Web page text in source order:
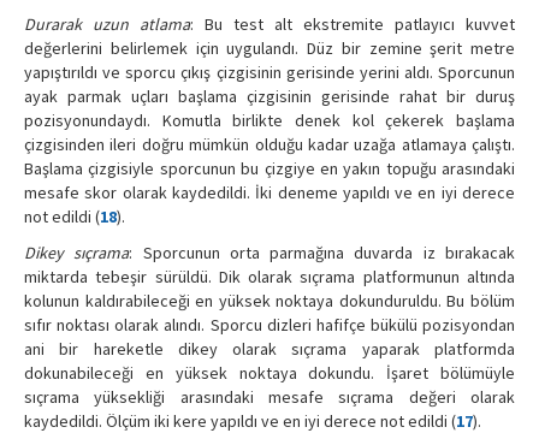
Durarak uzun atlama: Bu test alt ekstremite patlayıcı kuvvet
değerlerini belirlemek için uygulandı. Düz bir zemine şerit metre
yapıştırıldı ve sporcu çıkış çizgisinin gerisinde yerini aldı. Sporcunun
ayak parmak uçları başlama çizgisinin gerisinde rahat bir duruş
pozisyonundaydı. Komutla birlikte denek kol çekerek başlama
çizgisinden ileri doğru mümkün olduğu kadar uzağa atlamaya çalıştı.
Başlama çizgisiyle sporcunun bu çizgiye en yakın topuğu arasındaki
mesafe skor olarak kaydedildi. İki deneme yapıldı ve en iyi derece
not edildi (18).
Dikey sıçrama: Sporcunun orta parmağına duvarda iz bırakacak
miktarda tebeşir sürüldü. Dik olarak sıçrama platformunun altında
kolunun kaldırabileceği en yüksek noktaya dokunduruldu. Bu bölüm
sıfır noktası olarak alındı. Sporcu dizleri hafifçe bükülü pozisyondan
ani bir hareketle dikey olarak sıçrama yaparak platformda
dokunabileceği en yüksek noktaya dokundu. İşaret bölümüyle
sıçrama yüksekliği arasındaki mesafe sıçrama değeri olarak
kaydedildi. Ölçüm iki kere yapıldı ve en iyi derece not edildi (17).